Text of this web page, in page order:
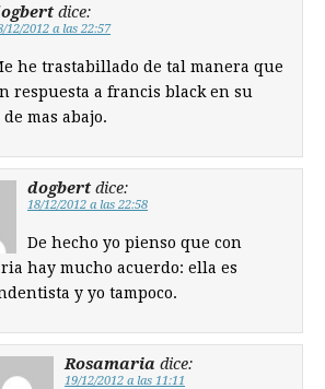
dice:
12/2012 a las 22:57
he trastabillado de tal manera que
respuesta a francis black en su
mas abajo.
dogbert dice:
18/12/2012 a las 22:58
De hecho yo pienso que con
hay mucho acuerdo: ella es
y yo tampoco.
Rosamaria dice:
19/12/2012 a las 11:11